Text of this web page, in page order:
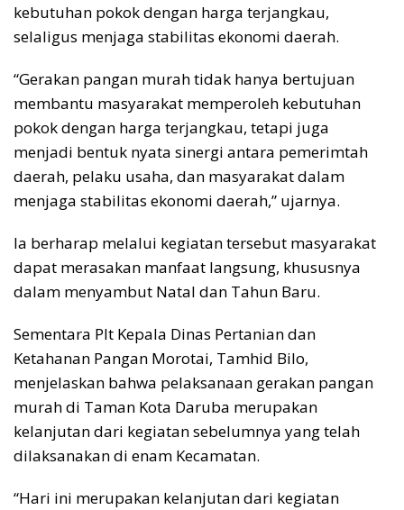
kebutuhan pokok dengan harga terjangkau,
selaligus menjaga stabilitas ekonomi daerah.
“Gerakan pangan murah tidak hanya bertujuan
membantu masyarakat memperoleh kebutuhan
pokok dengan harga terjangkau, tetapi juga
menjadi bentuk nyata sinergi antara pemerimtah
daerah, pelaku usaha, dan masyarakat dalam
menjaga stabilitas ekonomi daerah,” ujarnya.
Ia berharap melalui kegiatan tersebut masyarakat
dapat merasakan manfaat langsung, khususnya
dalam menyambut Natal dan Tahun Baru.
Sementara Plt Kepala Dinas Pertanian dan
Ketahanan Pangan Morotai, Tamhid Bilo,
menjelaskan bahwa pelaksanaan gerakan pangan
murah di Taman Kota Daruba merupakan
kelanjutan dari kegiatan sebelumnya yang telah
dilaksanakan di enam Kecamatan.
“Hari ini merupakan kelanjutan dari kegiatan